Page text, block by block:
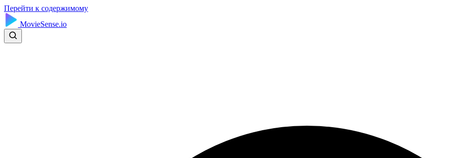
Перейти к содержимому
MovieSense.io